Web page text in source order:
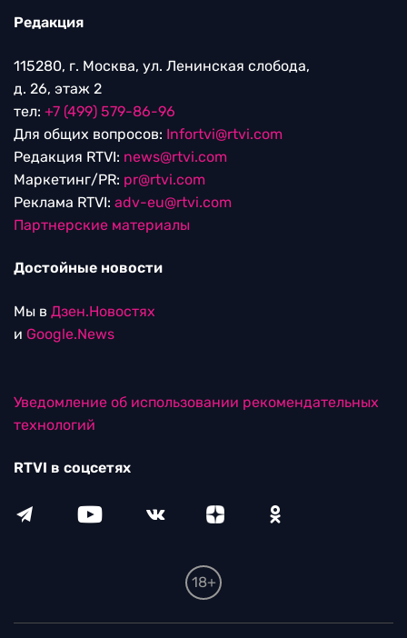
Редакция
115280, г. Москва, ул. Ленинская слобода,
д. 26, этаж 2
тел: +7 (499) 579-86-96
Для общих вопросов: Infortvi@rtvi.com
Редакция RTVI: news@rtvi.com
Маркетинг/PR: pr@rtvi.com
Реклама RTVI: adv-eu@rtvi.com
Партнерские материалы
Достойные новости
Мы в Дзен.Новостях
и Google.News
Уведомление об использовании рекомендательных
технологий
RTVI в соцсетях
18+